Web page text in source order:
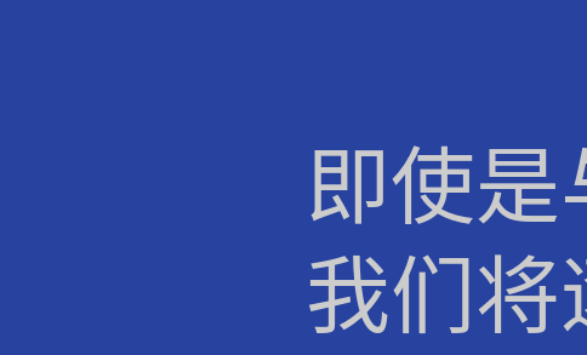
即使是
我们将